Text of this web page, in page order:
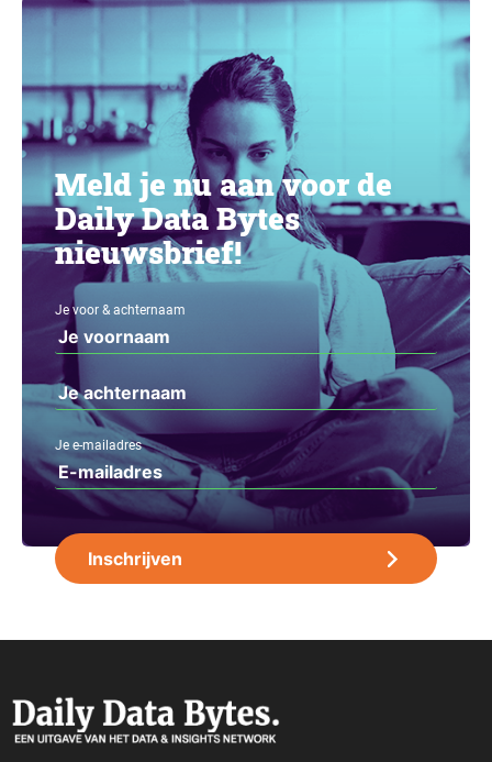
Meld je nu aan voor de
Daily Data Bytes
nieuwsbrief!
Je voor & achternaam
Je e-mailadres